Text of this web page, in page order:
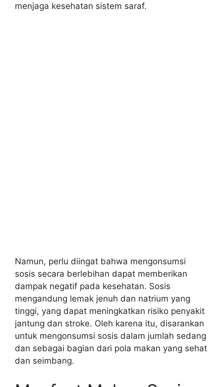
menjaga kesehatan sistem saraf.
Namun, perlu diingat bahwa mengonsumsi
sosis secara berlebihan dapat memberikan
dampak negatif pada kesehatan. Sosis
mengandung lemak jenuh dan natrium yang
tinggi, yang dapat meningkatkan risiko penyakit
jantung dan stroke. Oleh karena itu, disarankan
untuk mengonsumsi sosis dalam jumlah sedang
dan sebagai bagian dari pola makan yang sehat
dan seimbang.